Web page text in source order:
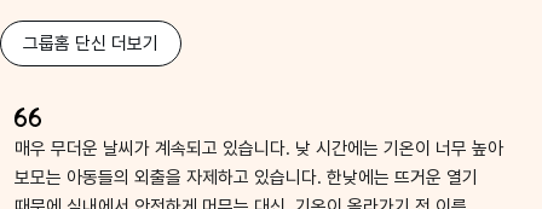
그룹홈 단신 더보기
매우 무더운 날씨가 계속되고 있습니다. 낮 시간에는 기온이 너무 높아
보모는 아동들의 외출을 자제하고 있습니다. 한낮에는 뜨거운 열기